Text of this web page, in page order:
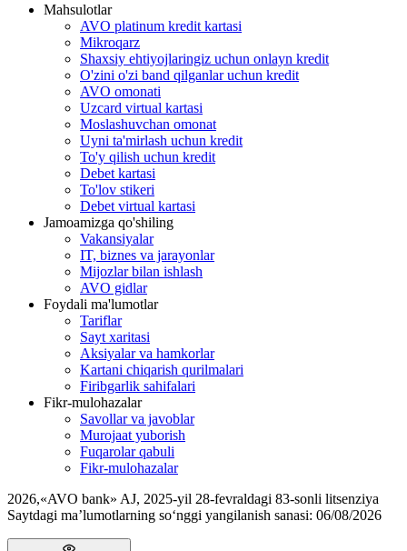
Mahsulotlar
AVO platinum kredit kartasi
Mikroqarz
Shaxsiy ehtiyojlaringiz uchun onlayn kredit
O'zini o'zi band qilganlar uchun kredit
AVO omonati
Uzcard virtual kartasi
Moslashuvchan omonat
Uyni ta'mirlash uchun kredit
To'y qilish uchun kredit
Debet kartasi
To'lov stikeri
Debet virtual kartasi
Jamoamizga qo'shiling
Vakansiyalar
IT, biznes va jarayonlar
Mijozlar bilan ishlash
AVO gidlar
Foydali ma'lumotlar
Tariflar
Sayt xaritasi
Aksiyalar va hamkorlar
Kartani chiqarish qurilmalari
Firibgarlik sahifalari
Fikr-mulohazalar
Savollar va javoblar
Murojaat yuborish
Fuqarolar qabuli
Fikr-mulohazalar
2026,«AVO bank» AJ, 2025-yil 28-fevraldagi 83-sonli litsenziya
Saytdagi ma’lumotlarning so‘nggi yangilanish sanasi: 06/08/2026